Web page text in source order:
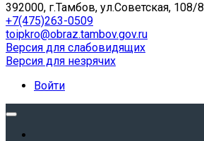
392000, г.Тамбов, ул.Советская, 108/8
+7(475)263-0509
toipkro@obraz.tambov.gov.ru
Версия для слабовидящих
Версия для незрячих
Войти